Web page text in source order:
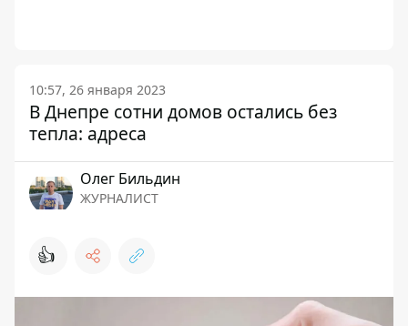
10:57, 26 января 2023
В Днепре сотни домов остались без
тепла: адреса
Олег Бильдин
ЖУРНАЛИСТ
👍